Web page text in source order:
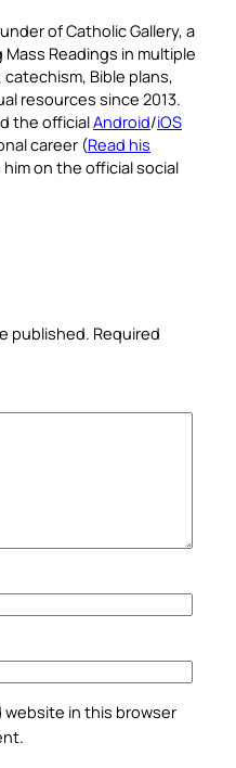
of Catholic Gallery, a
Readings in multiple
Bible plans,
resources since 2013.
the officialAndroid/iOS
career (Read his
on the official social
published. Required
website in this browser